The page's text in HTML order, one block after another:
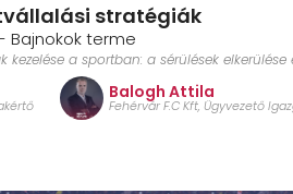
stratégiák
Bajnokok terme
a sportban: a sérülések
Balogh Attila
Fehérvár F.C Kft, Ügyvezető